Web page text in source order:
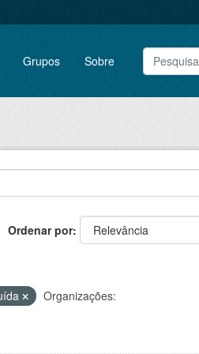
Grupos Sobre
Ordenar por
Organizações: